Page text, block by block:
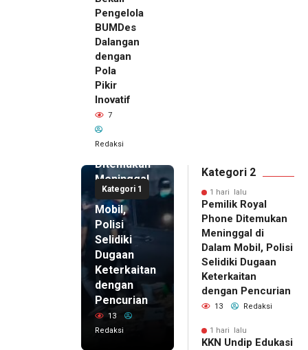
Pengelola
BUMDes
Dalangan
dengan
Pola
Pikir
Inovatif
7
Redaksi
Kategori 1
Pemilik
Royal
Phone
Ditemukan
Meninggal
di Dalam
Mobil,
Polisi
Selidiki
Dugaan
Keterkaitan
dengan
Pencurian
13
Redaksi
Kategori 2
1 hari lalu
Pemilik Royal
Phone Ditemukan
Meninggal di
Dalam Mobil, Polisi
Selidiki Dugaan
Keterkaitan
dengan Pencurian
13 Redaksi
1 hari lalu
KKN Undip Edukasi